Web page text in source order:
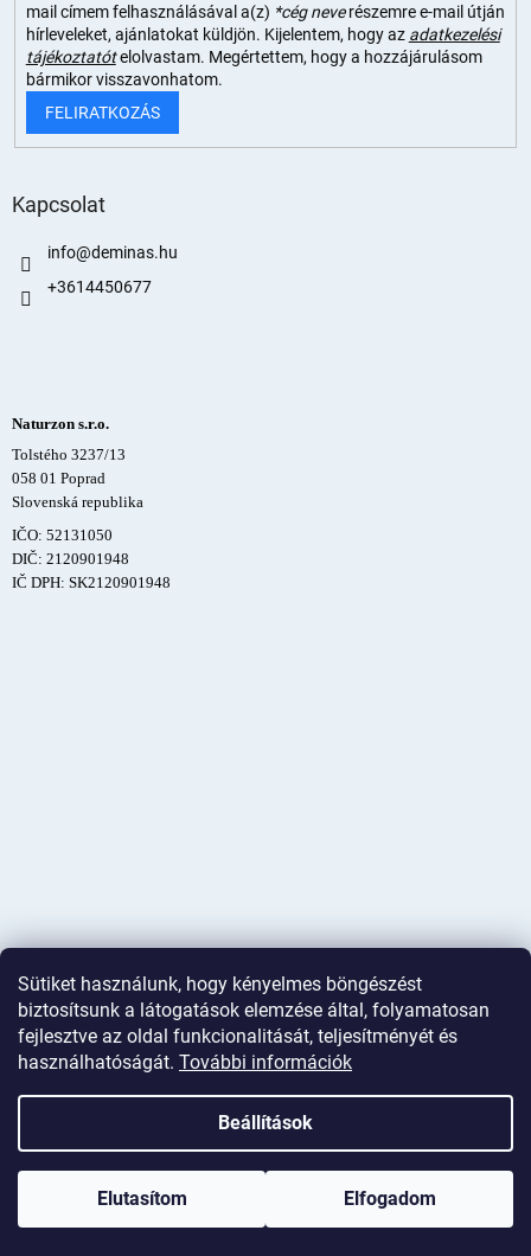
Sütiket használunk, hogy kényelmes böngészést
biztosítsunk a látogatások elemzése által, folyamatosan
fejlesztve az oldal funkcionalitását, teljesítményét és
használhatóságát. További információk
Beállítások
Elutasítom Elfogadom
mail címem felhasználásával a(z) *cég neverészemre e-mail útján
hírleveleket, ajánlatokat küldjön. Kijelentem, hogy az adatkezelési
tájékoztatót elolvastam. Megértettem, hogy a hozzájárulásom
bármikor visszavonhatom.
FELIRATKOZÁS
Kapcsolat
info@deminas.hu
+3614450677
Naturzon s.r.o.
Tolstého 3237/13
058 01 Poprad
Slovenská republika
IČO: 52131050
DIČ: 2120901948
IČ DPH: SK2120901948